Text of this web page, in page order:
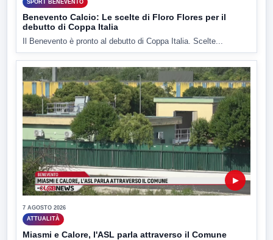
SPORT BENEVENTO
Benevento Calcio: Le scelte di Floro Flores per il
debutto di Coppa Italia
Il Benevento è pronto al debutto di Coppa Italia. Scelte...
▶
7 AGOSTO 2026
ATTUALITÀ
Miasmi e Calore, l'ASL parla attraverso il Comune